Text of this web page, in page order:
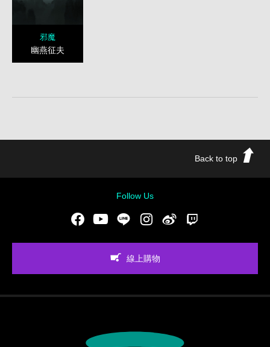
邪魔
幽燕征夫
Back to top
Follow Us
FacebookYoutubeLINE Instgram新浪微博
線上購物